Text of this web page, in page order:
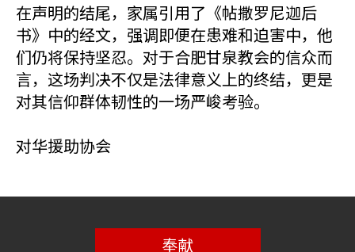
在声明的结尾，家属引用了《帖撒罗尼迦后
书》中的经文，强调即便在患难和迫害中，他
们仍将保持坚忍。对于合肥甘泉教会的信众而
言，这场判决不仅是法律意义上的终结，更是
对其信仰群体韧性的一场严峻考验。
对华援助协会
奉献